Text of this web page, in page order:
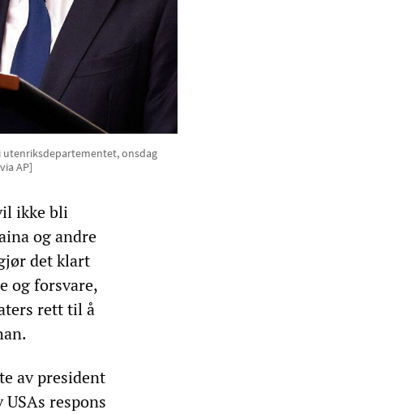
onsdag
AP]
ikke bli
og andre
det klart
og forsvare,
rett til å
av president
respons